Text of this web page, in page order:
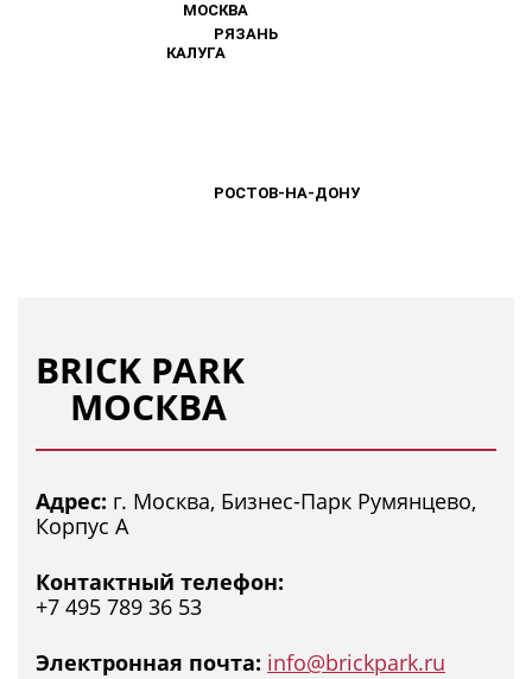
МОСКВА
КАЛУГА
РОСТОВ-НА-ДОНУ
РЯЗАНЬ
МОСКВА
КАЛУГА
РОСТОВ-НА-ДОНУ
РЯЗАНЬ
BRICK PARK
МОСКВА
Адрес: г. Москва, Бизнес-Парк Румянцево,
Корпус А
Контактный телефон:
+7 495 789 36 53
Электронная почта: info@brickpark.ru